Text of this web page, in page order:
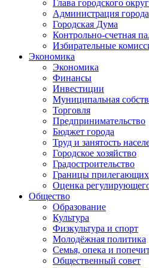
Глава городского
Администрация города
Городская Дума
Контрольно-счетная
Избирательные
Экономика
Экономика
Финансы
Инвестиции
Муниципальная
Торговля
Предпринимательство
Бюджет города
Труд и занятость
Городское хозяйство
Градостроительство
Границы прилегающих
Оценка
Общество
Образование
Культура
Физкультура и спорт
Молодёжная политика
Семья, опека и
Общественный совет